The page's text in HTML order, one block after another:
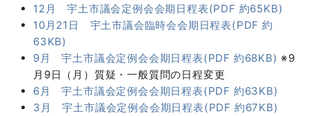
12月 宇土市議会定例会会期日程表(PDF 約65KB)
10月21日 宇土市議会臨時会会期日程表(PDF 約
63KB)
9月 宇土市議会定例会会期日程表(PDF 約68KB) ※9
月9日（月）質疑・一般質問の日程変更
6月 宇土市議会定例会会期日程表(PDF 約63KB)
3月 宇土市議会定例会会期日程表(PDF 約67KB)